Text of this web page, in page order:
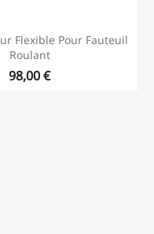
Flexible Pour Fauteuil
Roulant
98,00 €